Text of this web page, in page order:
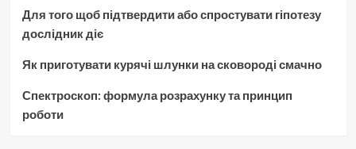
Для того щоб підтвердити або спростувати гіпотезу
дослідник діє
Як приготувати курячі шлунки на сковороді смачно
Спектроскоп: формула розрахунку та принцип
роботи